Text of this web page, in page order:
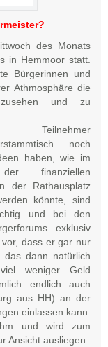
des Monats
in Hemmoor statt.
Bürgerinnen und
Athmosphäre die
und zu
noch
haben, wie im
finanziellen
der Rathausplatz
könnte, sind
und bei den
exklusiv
dass er gar nur
dann natürlich
weniger Geld
endlich auch
aus HH) an der
einlassen kann.
und wird zum
Ansicht ausliegen.